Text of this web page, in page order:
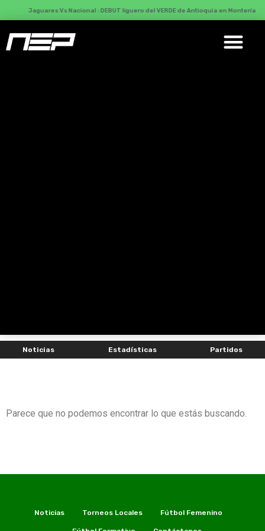
Jaguares Vs Nacional : DEBUT liguero del VERDE de Antioquia en Montería
Noticias Estadísticas Partidos
Parece que no podemos encontrar lo que estás buscando.
Noticias Torneos Locales Fútbol Femenino